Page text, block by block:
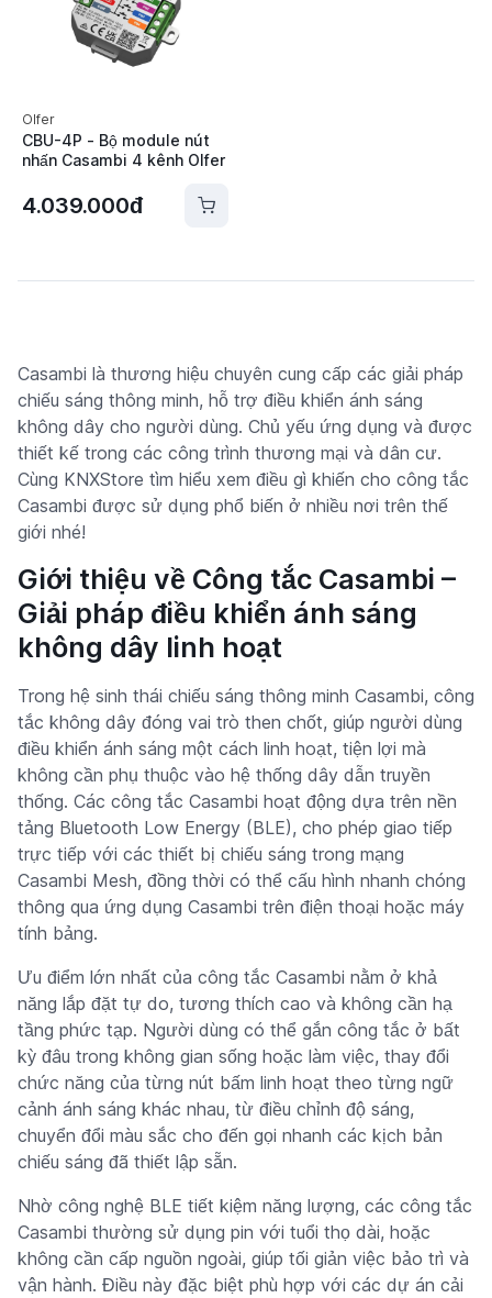
Olfer
CBU-4P - Bộ module nút
nhấn Casambi 4 kênh Olfer
4.039.000đ
Casambi là thương hiệu chuyên cung cấp các giải pháp
chiếu sáng thông minh, hỗ trợ điều khiển ánh sáng
không dây cho người dùng. Chủ yếu ứng dụng và được
thiết kế trong các công trình thương mại và dân cư.
Cùng KNXStore tìm hiểu xem điều gì khiến cho công tắc
Casambi được sử dụng phổ biến ở nhiều nơi trên thế
giới nhé!
Giới thiệu về Công tắc Casambi –
Giải pháp điều khiển ánh sáng
không dây linh hoạt
Trong hệ sinh thái chiếu sáng thông minh Casambi, công
tắc không dây đóng vai trò then chốt, giúp người dùng
điều khiển ánh sáng một cách linh hoạt, tiện lợi mà
không cần phụ thuộc vào hệ thống dây dẫn truyền
thống. Các công tắc Casambi hoạt động dựa trên nền
tảng Bluetooth Low Energy (BLE), cho phép giao tiếp
trực tiếp với các thiết bị chiếu sáng trong mạng
Casambi Mesh, đồng thời có thể cấu hình nhanh chóng
thông qua ứng dụng Casambi trên điện thoại hoặc máy
tính bảng.
Ưu điểm lớn nhất của công tắc Casambi nằm ở khả
năng lắp đặt tự do, tương thích cao và không cần hạ
tầng phức tạp. Người dùng có thể gắn công tắc ở bất
kỳ đâu trong không gian sống hoặc làm việc, thay đổi
chức năng của từng nút bấm linh hoạt theo từng ngữ
cảnh ánh sáng khác nhau, từ điều chỉnh độ sáng,
chuyển đổi màu sắc cho đến gọi nhanh các kịch bản
chiếu sáng đã thiết lập sẵn.
Nhờ công nghệ BLE tiết kiệm năng lượng, các công tắc
Casambi thường sử dụng pin với tuổi thọ dài, hoặc
không cần cấp nguồn ngoài, giúp tối giản việc bảo trì và
vận hành. Điều này đặc biệt phù hợp với các dự án cải